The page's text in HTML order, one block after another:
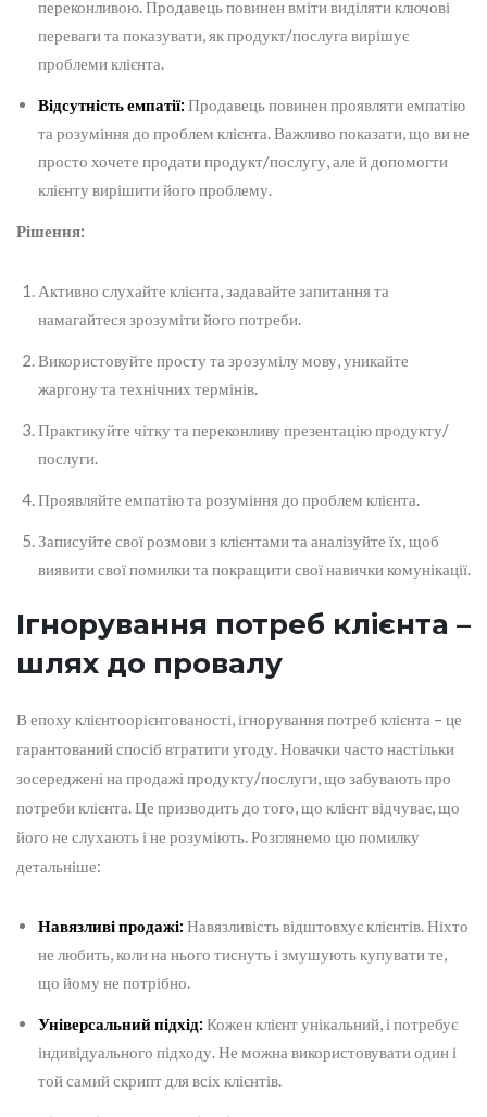
переконливою. Продавець повинен вміти виділяти ключові
переваги та показувати, як продукт/послуга вирішує
проблеми клієнта.
Відсутність емпатії: Продавець повинен проявляти емпатію
та розуміння до проблем клієнта. Важливо показати, що ви не
просто хочете продати продукт/послугу, але й допомогти
клієнту вирішити його проблему.
Рішення:
Активно слухайте клієнта, задавайте запитання та
намагайтеся зрозуміти його потреби.
Використовуйте просту та зрозумілу мову, уникайте
жаргону та технічних термінів.
Практикуйте чітку та переконливу презентацію продукту/
послуги.
Проявляйте емпатію та розуміння до проблем клієнта.
Записуйте свої розмови з клієнтами та аналізуйте їх, щоб
виявити свої помилки та покращити свої навички комунікації.
Ігнорування потреб клієнта –
шлях до провалу
В епоху клієнтоорієнтованості, ігнорування потреб клієнта – це
гарантований спосіб втратити угоду. Новачки часто настільки
зосереджені на продажі продукту/послуги, що забувають про
потреби клієнта. Це призводить до того, що клієнт відчуває, що
його не слухають і не розуміють. Розглянемо цю помилку
детальніше:
Навязливі продажі: Навязливість відштовхує клієнтів. Ніхто
не любить, коли на нього тиснуть і змушують купувати те,
що йому не потрібно.
Універсальний підхід: Кожен клієнт унікальний, і потребує
індивідуального підходу. Не можна використовувати один і
той самий скрипт для всіх клієнтів.